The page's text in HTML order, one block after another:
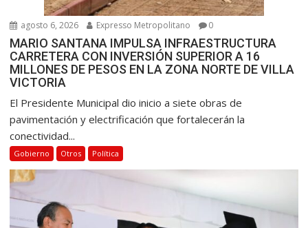
agosto 6, 2026 Expresso Metropolitano 0
MARIO SANTANA IMPULSA INFRAESTRUCTURA
CARRETERA CON INVERSIÓN SUPERIOR A 16
MILLONES DE PESOS EN LA ZONA NORTE DE VILLA
VICTORIA
El Presidente Municipal dio inicio a siete obras de
pavimentación y electrificación que fortalecerán la
conectividad...
Gobierno Otros Política